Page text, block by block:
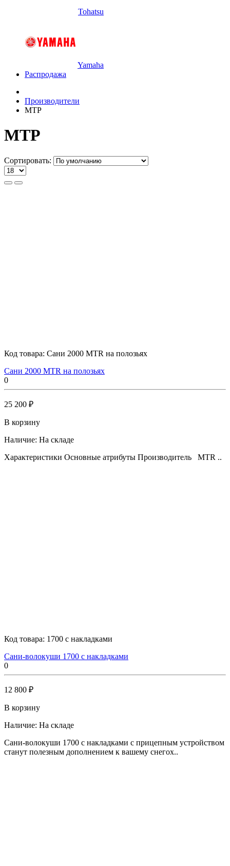
Tohatsu
Yamaha
Распродажа
Производители
МТР
МТР
Сортировать:
Код товара: Сани 2000 MTR на полозьях
Сани 2000 MTR на полозьях
0
25 200 ₽
В корзину
Наличие: На складе
Характеристики Основные атрибуты Производитель MTR ..
Код товара: 1700 с накладками
Сани-волокуши 1700 с накладками
0
12 800 ₽
В корзину
Наличие: На складе
Сани-волокуши 1700 с накладками с прицепным устройством
станут полезным дополнением к вашему снегох..